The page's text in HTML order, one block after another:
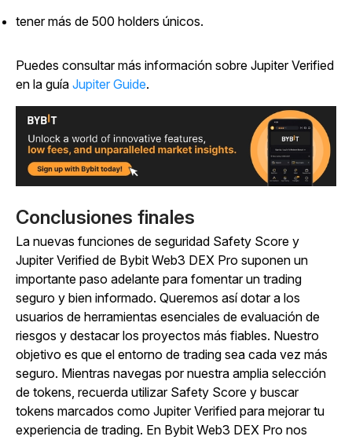
tener más de 500 holders únicos.
Puedes consultar más información sobre Jupiter Verified
en la guía Jupiter Guide.
Conclusiones finales
La nuevas funciones de seguridad Safety Score y
Jupiter Verified de Bybit Web3 DEX Pro suponen un
importante paso adelante para fomentar un trading
seguro y bien informado. Queremos así dotar a los
usuarios de herramientas esenciales de evaluación de
riesgos y destacar los proyectos más fiables. Nuestro
objetivo es que el entorno de trading sea cada vez más
seguro. Mientras navegas por nuestra amplia selección
de tokens, recuerda utilizar Safety Score y buscar
tokens marcados como Jupiter Verified para mejorar tu
experiencia de trading. En Bybit Web3 DEX Pro nos